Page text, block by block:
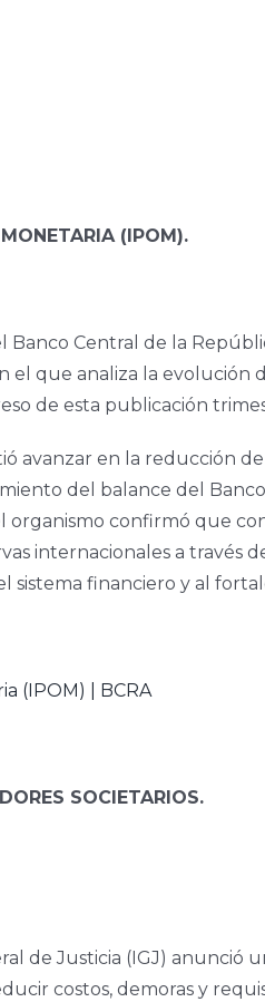
(IPOM).
Banco Central de la
que analiza la evolución
de esta publicación
avanzar en la reducción
del balance del
organismo confirmó que
internacionales a través
financiero y al
(IPOM) | BCRA
SOCIETARIOS.
de Justicia (IGJ)
costos, demoras y